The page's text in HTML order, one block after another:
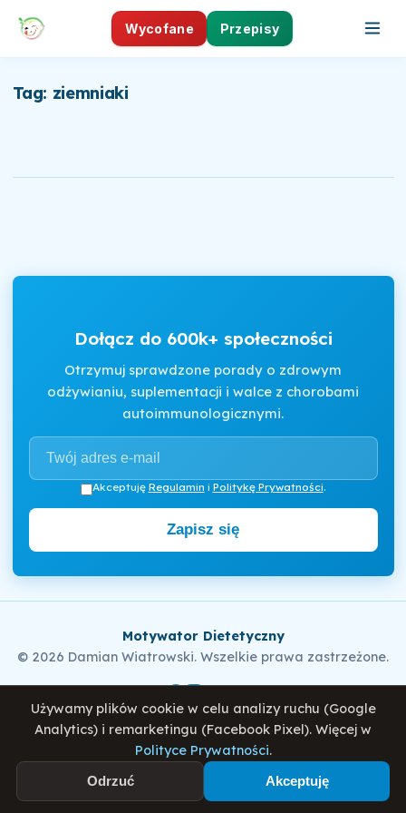
Wycofane Przepisy
Tag: ziemniaki
Dołącz do 600k+ społeczności
Otrzymuj sprawdzone porady o zdrowym
odżywianiu, suplementacji i walce z chorobami
autoimmunologicznymi.
Akceptuję Regulamin i Politykę Prywatności.
Zapisz się
Motywator Dietetyczny
© 2026 Damian Wiatrowski. Wszelkie prawa zastrzeżone.
Polityka Prywatności RegulaminO mnieBlog
Używamy plików cookie w celu analizy ruchu (Google
Analytics) i remarketingu (Facebook Pixel). Więcej w
Polityce Prywatności.
Odrzuć Akceptuję